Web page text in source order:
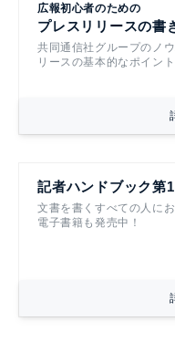
広報初心者のための
プレスリリースの書
共同通信社グループのノ
リースの基本的なポイント
記者ハンドブック第
文書を書くすべての人にお
電子書籍も発売中！